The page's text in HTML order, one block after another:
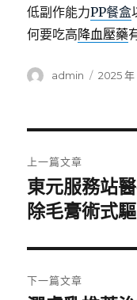
低副作能力PP餐盒
何要吃高降血壓藥
作
admin
發
2025 年
章
導
覽
上一篇文章
上
一
文
章:
東元服務站
除毛膏術式
下一篇文章